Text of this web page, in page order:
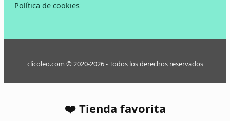
Política de cookies
clicoleo.com © 2020-2026 - Todos los derechos reservados
❤️ Tienda favorita